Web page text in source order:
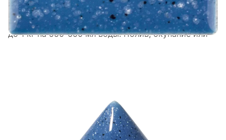
температурой обжига 1020-1100С) для
керамических масс: пропорция может составить
до 1 кг на 550-650 мл воды. Полив, окунание или
без глазури сырого изделия
после полного высыхания: